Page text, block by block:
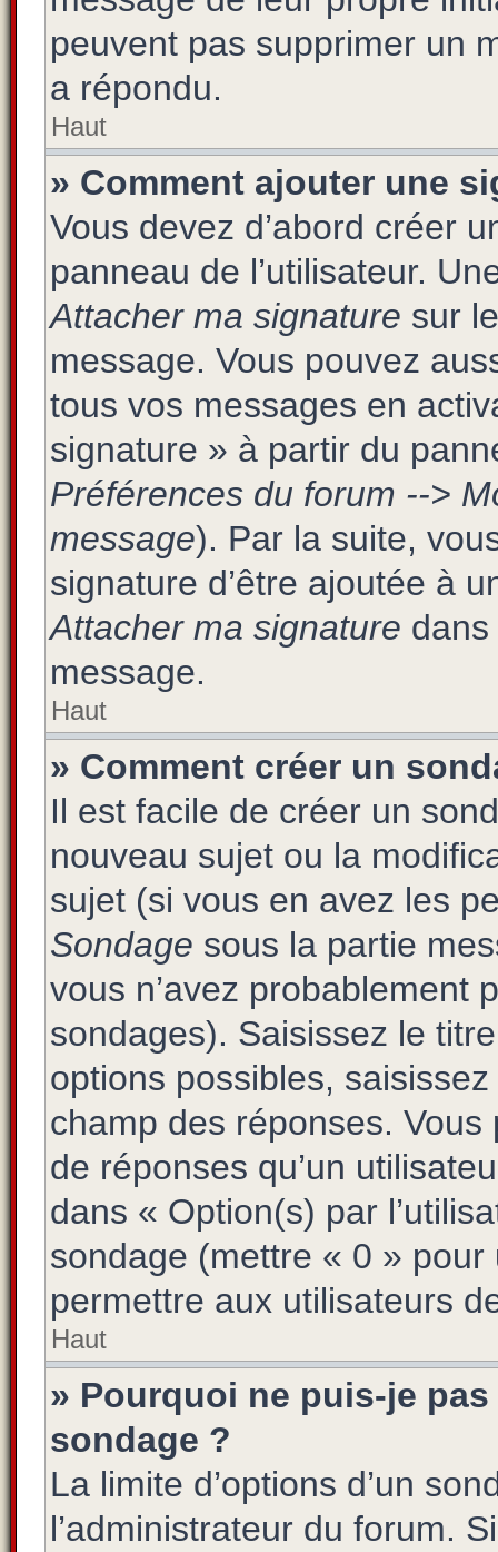
peuvent pas supprimer un
a répondu.
Haut
» Comment ajouter une
Vous devez d’abord créer
panneau de l’utilisateur.
Attacher ma signature sur
message. Vous pouvez
tous vos messages en
signature » à partir du
Préférences du forum -->
message). Par la suite,
signature d’être ajoutée à
Attacher ma signature
message.
Haut
» Comment créer un
Il est facile de créer un
nouveau sujet ou la
sujet (si vous en avez les
Sondage sous la partie
vous n’avez probablement
sondages). Saisissez le
options possibles,
champ des réponses.
de réponses qu’un
dans « Option(s) par
sondage (mettre « 0 »
permettre aux utilisateurs
Haut
» Pourquoi ne puis-je
sondage ?
La limite d’options d’un
l’administrateur du forum.